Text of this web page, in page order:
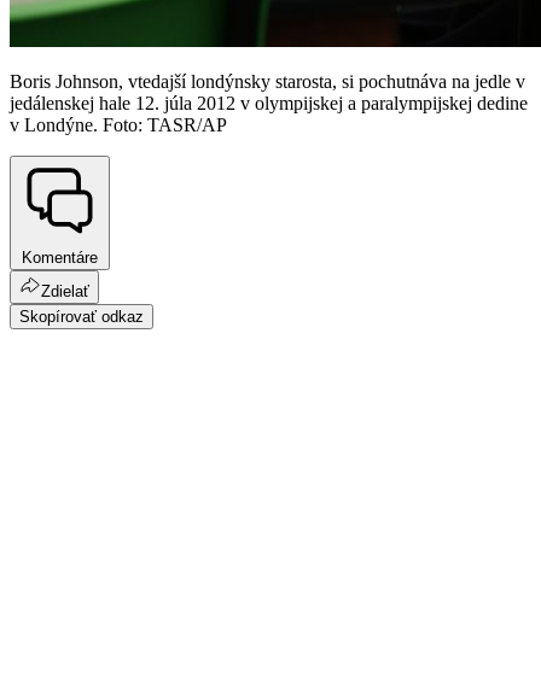
Boris Johnson, vtedajší londýnsky starosta, si pochutnáva na jedle v
jedálenskej hale 12. júla 2012 v olympijskej a paralympijskej dedine
v Londýne. Foto: TASR/AP
Komentáre
Zdielať
Skopírovať odkaz